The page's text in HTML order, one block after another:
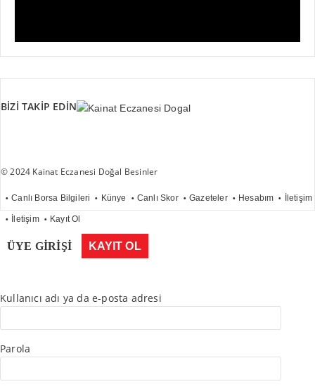
BİZİ TAKİP EDİN
© 2024 Kainat Eczanesi Doğal Besinler
Canlı Borsa Bilgileri Künye Canlı Skor Gazeteler Hesabım İletişim
İletişim Kayıt Ol
ÜYE GİRİŞİ KAYIT OL
Kullanıcı adı ya da e-posta adresi
Parola